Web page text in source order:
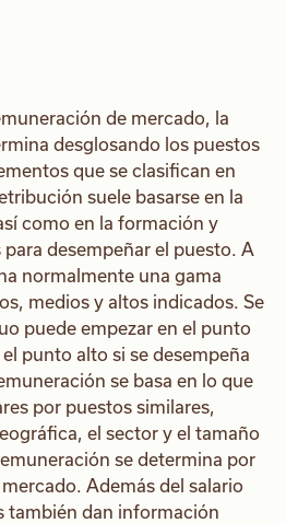
de mercado, la
desglosando los puestos
que se clasifican en
suele basarse en la
como en la formación y
desempeñar el puesto. A
normalmente una gama
medios y altos indicados. Se
puede empezar en el punto
punto alto si se desempeña
se basa en lo que
por puestos similares,
el sector y el tamaño
se determina por
Además del salario
también dan información